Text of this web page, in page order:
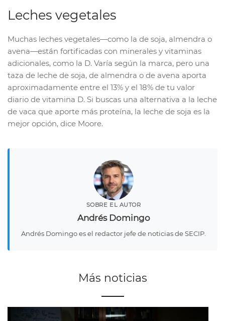
Leches vegetales
Muchas leches vegetales—como la de soja, almendra o
avena—están fortificadas con minerales y vitaminas
adicionales, como la D. Varía según la marca, pero una
taza de leche de soja, de almendra o de avena aporta
aproximadamente entre el 13% y el 18% de tu valor
diario de vitamina D. Si buscas una alternativa a la leche
de vaca que aporte más proteína, la leche de soja es la
mejor opción, dice Moore.
SOBRE EL AUTOR
Andrés Domingo
Andrés Domingo es el redactor jefe de noticias de SECIP.
Más noticias